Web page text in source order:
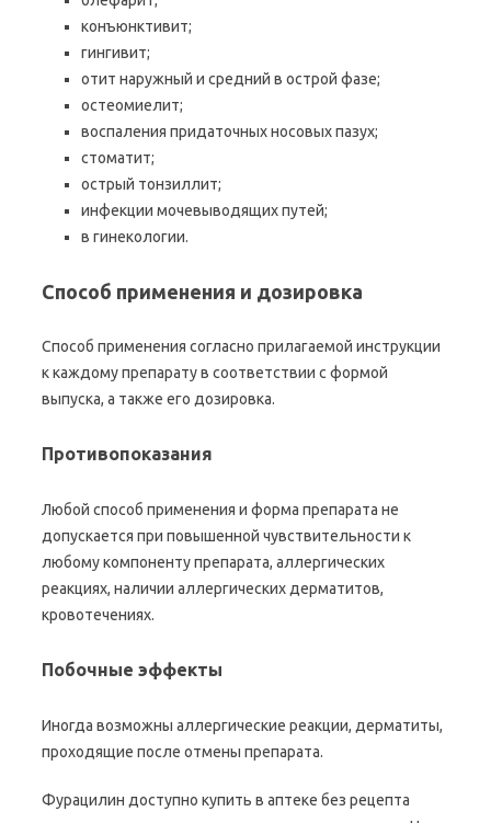
конъюнктивит;
гингивит;
отит наружный и средний в острой фазе;
остеомиелит;
воспаления придаточных носовых пазух;
стоматит;
острый тонзиллит;
инфекции мочевыводящих путей;
в гинекологии.
Способ применения и дозировка
Способ применения согласно прилагаемой инструкции
к каждому препарату в соответствии с формой
выпуска, а также его дозировка.
Противопоказания
Любой способ применения и форма препарата не
допускается при повышенной чувствительности к
любому компоненту препарата, аллергических
реакциях, наличии аллергических дерматитов,
кровотечениях.
Побочные эффекты
Иногда возможны аллергические реакции, дерматиты,
проходящие после отмены препарата.
Фурацилин доступно купить в аптеке без рецепта